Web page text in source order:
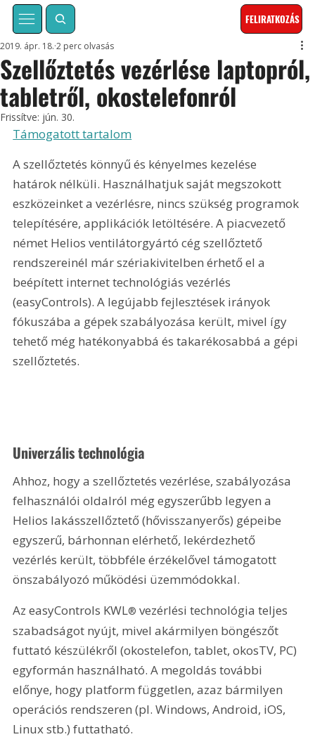
FELIRATKOZÁS
Szellőztetés vezérlése laptopról,
tabletről, okostelefonról
2019. ápr. 18. 2 perc olvasás
Frissítve: jún. 30.
Támogatott tartalom
A szellőztetés könnyű és kényelmes kezelése
határok nélküli. Használhatjuk saját megszokott
eszközeinket a vezérlésre, nincs szükség programok
telepítésére, applikációk letöltésére. A piacvezető
német Helios ventilátorgyártó cég szellőztető
rendszereinél már szériakivitelben érhető el a
beépített internet technológiás vezérlés
(easyControls). A legújabb fejlesztések irányok
fókuszába a gépek szabályozása került, mivel így
tehető még hatékonyabbá és takarékosabbá a gépi
szellőztetés.
Univerzális technológia
Ahhoz, hogy a szellőztetés vezérlése, szabályozása
felhasználói oldalról még egyszerűbb legyen a
Helios lakásszellőztető (hővisszanyerős) gépeibe
egyszerű, bárhonnan elérhető, lekérdezhető
vezérlés került, többféle érzékelővel támogatott
önszabályozó működési üzemmódokkal.
Az easyControls KWL® vezérlési technológia teljes
szabadságot nyújt, mivel akármilyen böngészőt
futtató készülékről (okostelefon, tablet, okosTV, PC)
egyformán használható. A megoldás további
előnye, hogy platform független, azaz bármilyen
operációs rendszeren (pl. Windows, Android, iOS,
Linux stb.) futtatható.